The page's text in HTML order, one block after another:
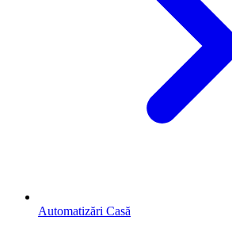
Automatizări Casă